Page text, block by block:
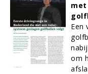
met
Een
om